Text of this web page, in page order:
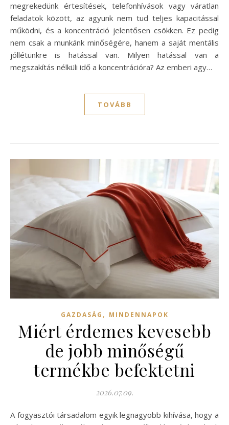
megrekedünk értesítések, telefonhívások vagy váratlan
feladatok között, az agyunk nem tud teljes kapacitással
működni, és a koncentráció jelentősen csökken. Ez pedig
nem csak a munkánk minőségére, hanem a saját mentális
jóllétünkre is hatással van. Milyen hatással van a
megszakítás nélküli idő a koncentrációra? Az emberi agy…
TOVÁBB
GAZDASÁG , MINDENNAPOK
Miért érdemes kevesebb
de jobb minőségű
termékbe befektetni
2026.07.09.
A fogyasztói társadalom egyik legnagyobb kihívása, hogy a